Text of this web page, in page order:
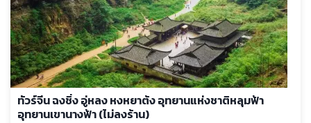
ทัวร์จีน ฉงชิ่ง อู่หลง หงหยาต้ง อุทยานแห่งชาติหลุมฟ้า
อุทยานเขานางฟ้า (ไม่ลงร้าน)